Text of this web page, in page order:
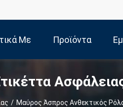
Με
Εμάς
Προϊόντα
/ Μαύρος Άσπρος Ανθεκτικός